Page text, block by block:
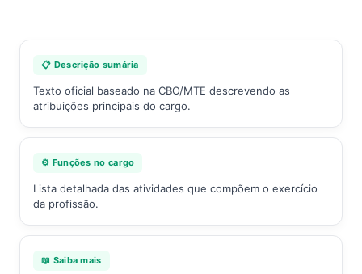
📋 Descrição sumária
Texto oficial baseado na CBO/MTE descrevendo as
atribuições principais do cargo.
⚙️ Funções no cargo
Lista detalhada das atividades que compõem o exercício
da profissão.
📖 Saiba mais